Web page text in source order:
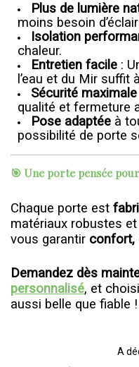
Plus de lumière
moins besoin
Isolation
chaleur.
Entretien facile :
l’eau et du Mir suffit
Sécurité maximale
qualité et fermeture
Pose adaptée à
possibilité de porte
🎯 Une porte pensée
Chaque porte est
matériaux robustes
vous garantir confort,
Demandez dès
personnalisé, et
aussi belle que fiable !
A